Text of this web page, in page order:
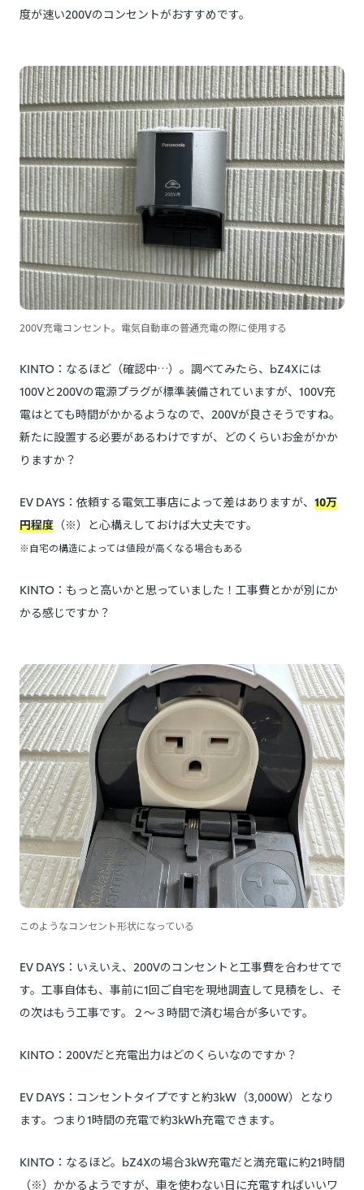
度が速い200Vのコンセントがおすすめです。
200V充電コンセント。電気自動車の普通充電の際に使用する
KINTO：なるほど（確認中…）。調べてみたら、bZ4Xには
100Vと200Vの電源プラグが標準装備されていますが、100V充
電はとても時間がかかるようなので、200Vが良さそうですね。
新たに設置する必要があるわけですが、どのくらいお金がかか
りますか？
EV DAYS：依頼する電気工事店によって差はありますが、 10万
円程度 （※）と心構えしておけば大丈夫です。
※自宅の構造によっては値段が高くなる場合もある
KINTO：もっと高いかと思っていました！工事費とかが別にか
かる感じですか？
このようなコンセント形状になっている
EV DAYS：いえいえ、200Vのコンセントと工事費を合わせてで
す。工事自体も、事前に1回ご自宅を現地調査して見積をし、そ
の次はもう工事です。２～３時間で済む場合が多いです。
KINTO：200Vだと充電出力はどのくらいなのですか？
EV DAYS：コンセントタイプですと約3kW（3,000W）となり
ます。つまり1時間の充電で約3kWh充電できます。
KINTO：なるほど。bZ4Xの場合3kW充電だと満充電に約21時間
（※）かかるようですが、車を使わない日に充電すればいいワ